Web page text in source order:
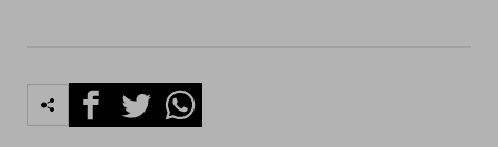
FacebookTwitterWhatsapp